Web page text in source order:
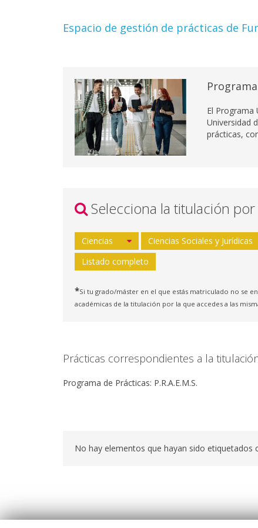
Espacio de gestión de prácticas de
El Programa
Universidad
prácticas,
Selecciona la titulación
Ciencias Ciencias Sociales y Jurídicas
Listado completo
*Si tu grado/máster en el que estás matriculado no se
académicas de la titulación por la que accedes a las
Prácticas correspondientes a la
Programa de Prácticas: P.R.A.E.M.S.
No hay elementos que hayan sido etiquetados